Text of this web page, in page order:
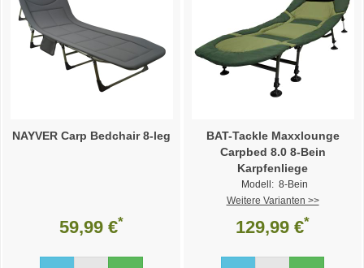
NAYVER Carp Bedchair 8-leg
59,99 €*
BAT-Tackle Maxxlounge
Carpbed 8.0 8-Bein
Karpfenliege
Modell: 8-Bein
Weitere Varianten >>
129,99 €*